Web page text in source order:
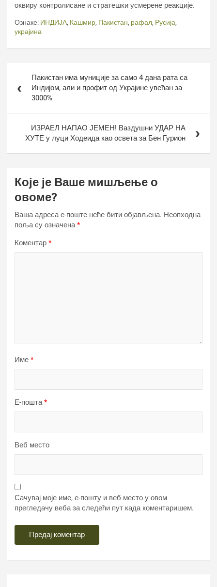
оквиру контролисане и стратешки усмерене реакције.
Ознаке: ИНДИЈА, Кашмир, Пакистан, рафал, Русија,
украјина
чланкаПакистан има муниције за само 4 дана рата са
Индијом, али и профит од Украјине увећан за
3000%
ИЗРАЕЛ НАПАО ЈЕМЕН! Ваздушни УДАР НА
ХУТЕ у луци Ходеида као освета за Бен Гурион
Које је Ваше мишљење о
овоме?
Ваша адреса е-поште неће бити објављена. Неопходна
поља су означена*
Коментар *
Име *
Е-пошта*
Веб место
Сачувај моје име, е-пошту и веб место у овом
прегледачу веба за следећи пут када коментаришем.